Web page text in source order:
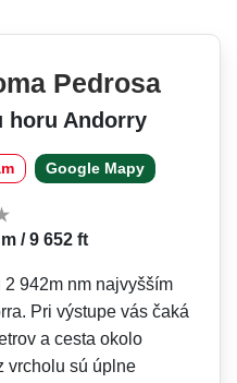
Pedrosa
horu Andorry
Google Mapy
/ 9 652 ft
942m nm najvyšším
Pri výstupe vás čaká
a cesta okolo
vrcholu sú úplne